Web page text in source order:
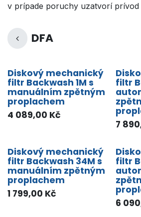
v prípade poruchy uzatvorí prívod
DFA
Diskový mechanický
filtr Backwash 1M s
manuálním zpětným
proplachem
4 089,00 Kč
filtr
7
Diskový mechanický
filtr Backwash 34M s
manuálním zpětným
proplachem
1 799,00 Kč
filtr
6